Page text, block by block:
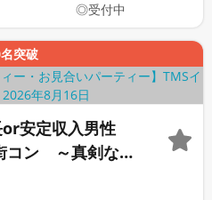
◎受付中
突破
安定収入男性
コン ～真剣な出